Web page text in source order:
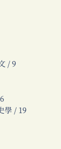
/ 9
學 / 19